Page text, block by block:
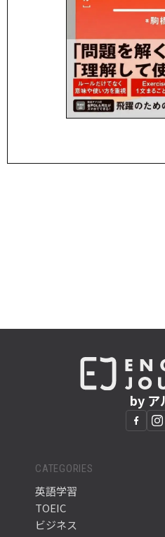
by ア
CATEGORIES
英語学習
TOEIC
ビジネス